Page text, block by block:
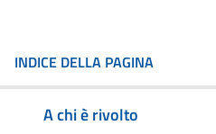
INDICE DELLA PAGINA
A chi è rivolto